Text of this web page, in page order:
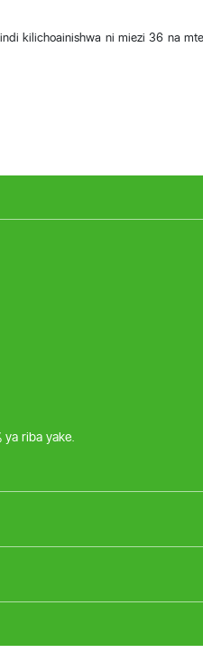
kilichoainishwa ni miezi 36 na
riba yake.